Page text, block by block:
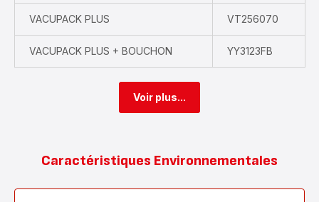
VACUPACK PLUS VT256070
VACUPACK PLUS + BOUCHON YY3123FB
Voir plus...
Caractéristiques Environnementales